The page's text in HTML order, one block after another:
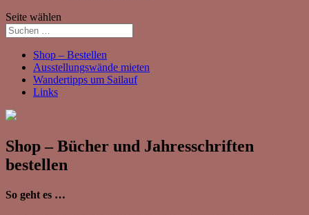
Seite wählen
Shop – Bestellen
Ausstellungswände mieten
Wandertipps um Sailauf
Links
Shop – Bücher und Jahresschriften
bestellen
So geht es …